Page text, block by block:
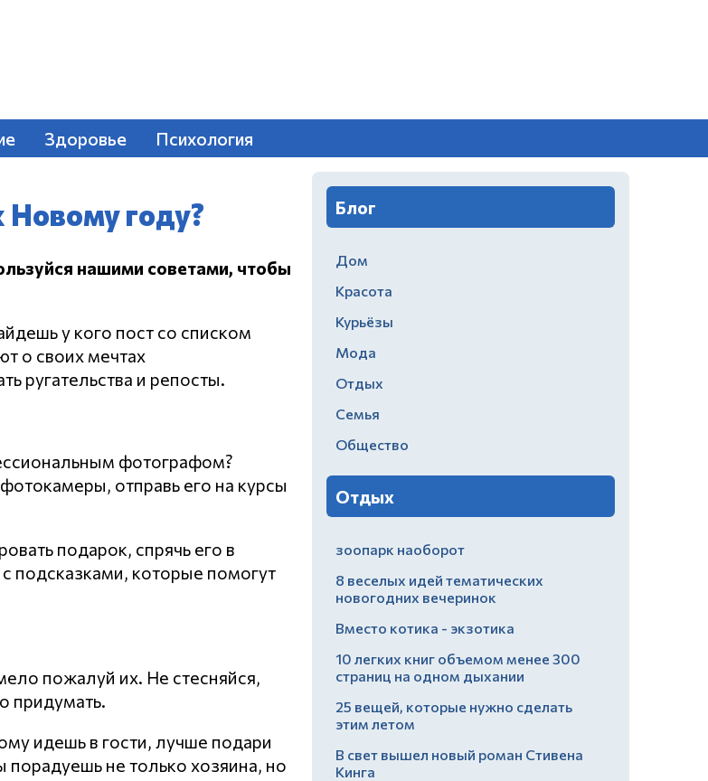
Здоровье Психология
Новому году?
нашими советами, чтобы
у кого пост со списком
о своих мечтах
ругательства и репосты.
фотографом?
отправь его на курсы
подарок, спрячь его в
подсказками, которые помогут
пожалуй их. Не стесняйся,
придумать.
идешь в гости, лучше подари
порадуешь не только хозяина, но
Блог
Дом
Красота
Курьёзы
Мода
Отдых
Семья
Общество
Отдых
зоопарк наоборот
8 веселых идей тематических
новогодних вечеринок
Вместо котика - экзотика
10 легких книг объемом менее 300
страниц на одном дыхании
25 вещей, которые нужно сделать
этим летом
В свет вышел новый роман Стивена
Кинга